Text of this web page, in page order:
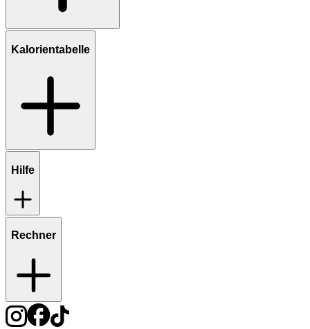
Kalorientabelle
Hilfe
Rechner